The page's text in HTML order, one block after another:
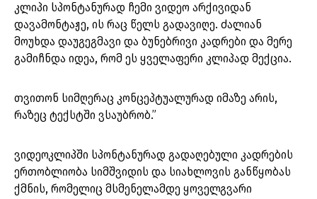
კლიპი სპონტანურად ჩემი ვიდეო არქივიდან
დავამონტაჟე, ის რაც წელს გადავიღე. ძალიან
მოუხდა დაუგეგმავი და ბუნებრივი კადრები და მერე
გამიჩნდა იდეა, რომ ეს ყველაფერი კლიპად მექცია.
თვითონ სიმღერაც კონცეპტუალურად იმაზე არის,
რაზეც ტექსტში ვსაუბრობ.”
ვიდეოკლიპში სპონტანურად გადაღებული კადრების
ერთობლიობა სიმშვიდის და სიახლოვის განწყობას
ქმნის, რომელიც მსმენელამდე ყოველგვარი